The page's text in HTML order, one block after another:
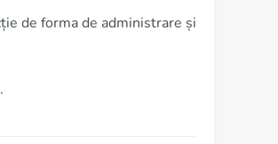
de forma de administrare și